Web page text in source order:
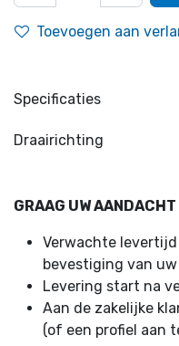
Toevoegen aan
Specificaties
Draairichting
GRAAG UW AANDACHT
Verwachte
bevestiging van
Levering start na
Aan de zakelijke
(of een profiel aan